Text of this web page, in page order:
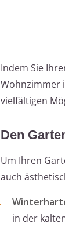
Indem Sie
Wohnzimmer
vielfältigen
Den
Um Ihren
auch
in der